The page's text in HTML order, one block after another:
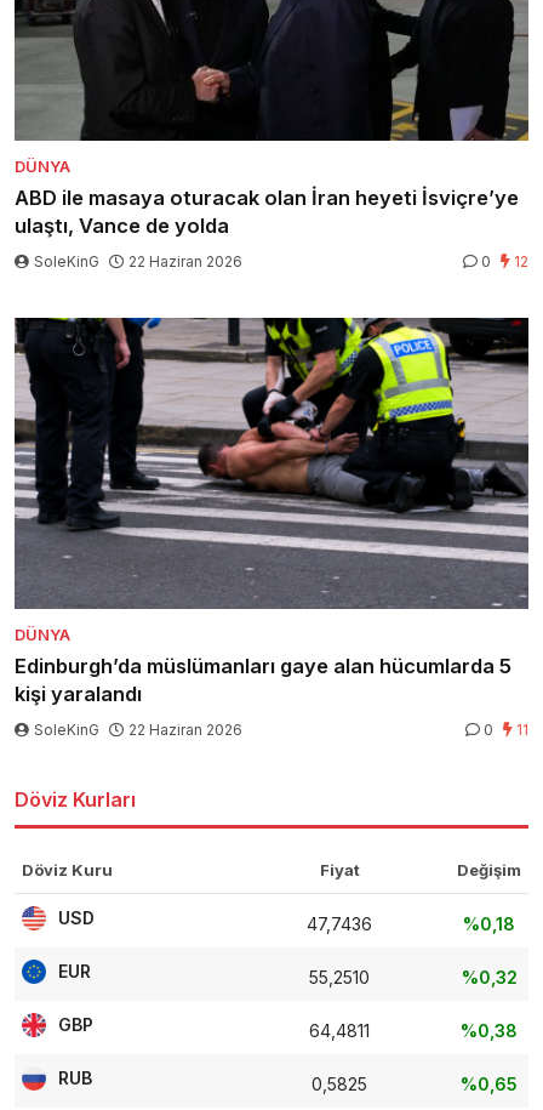
DÜNYA
ABD ile masaya oturacak olan İran heyeti İsviçre’ye
ulaştı, Vance de yolda
SoleKinG 22 Haziran 2026 0 12
DÜNYA
Edinburgh’da müslümanları gaye alan hücumlarda 5
kişi yaralandı
SoleKinG 22 Haziran 2026 0 11
Döviz Kurları
Döviz Kuru Fiyat Değişim
USD 47,7436 %0,18
EUR 55,2510 %0,32
GBP 64,4811 %0,38
RUB 0,5825 %0,65